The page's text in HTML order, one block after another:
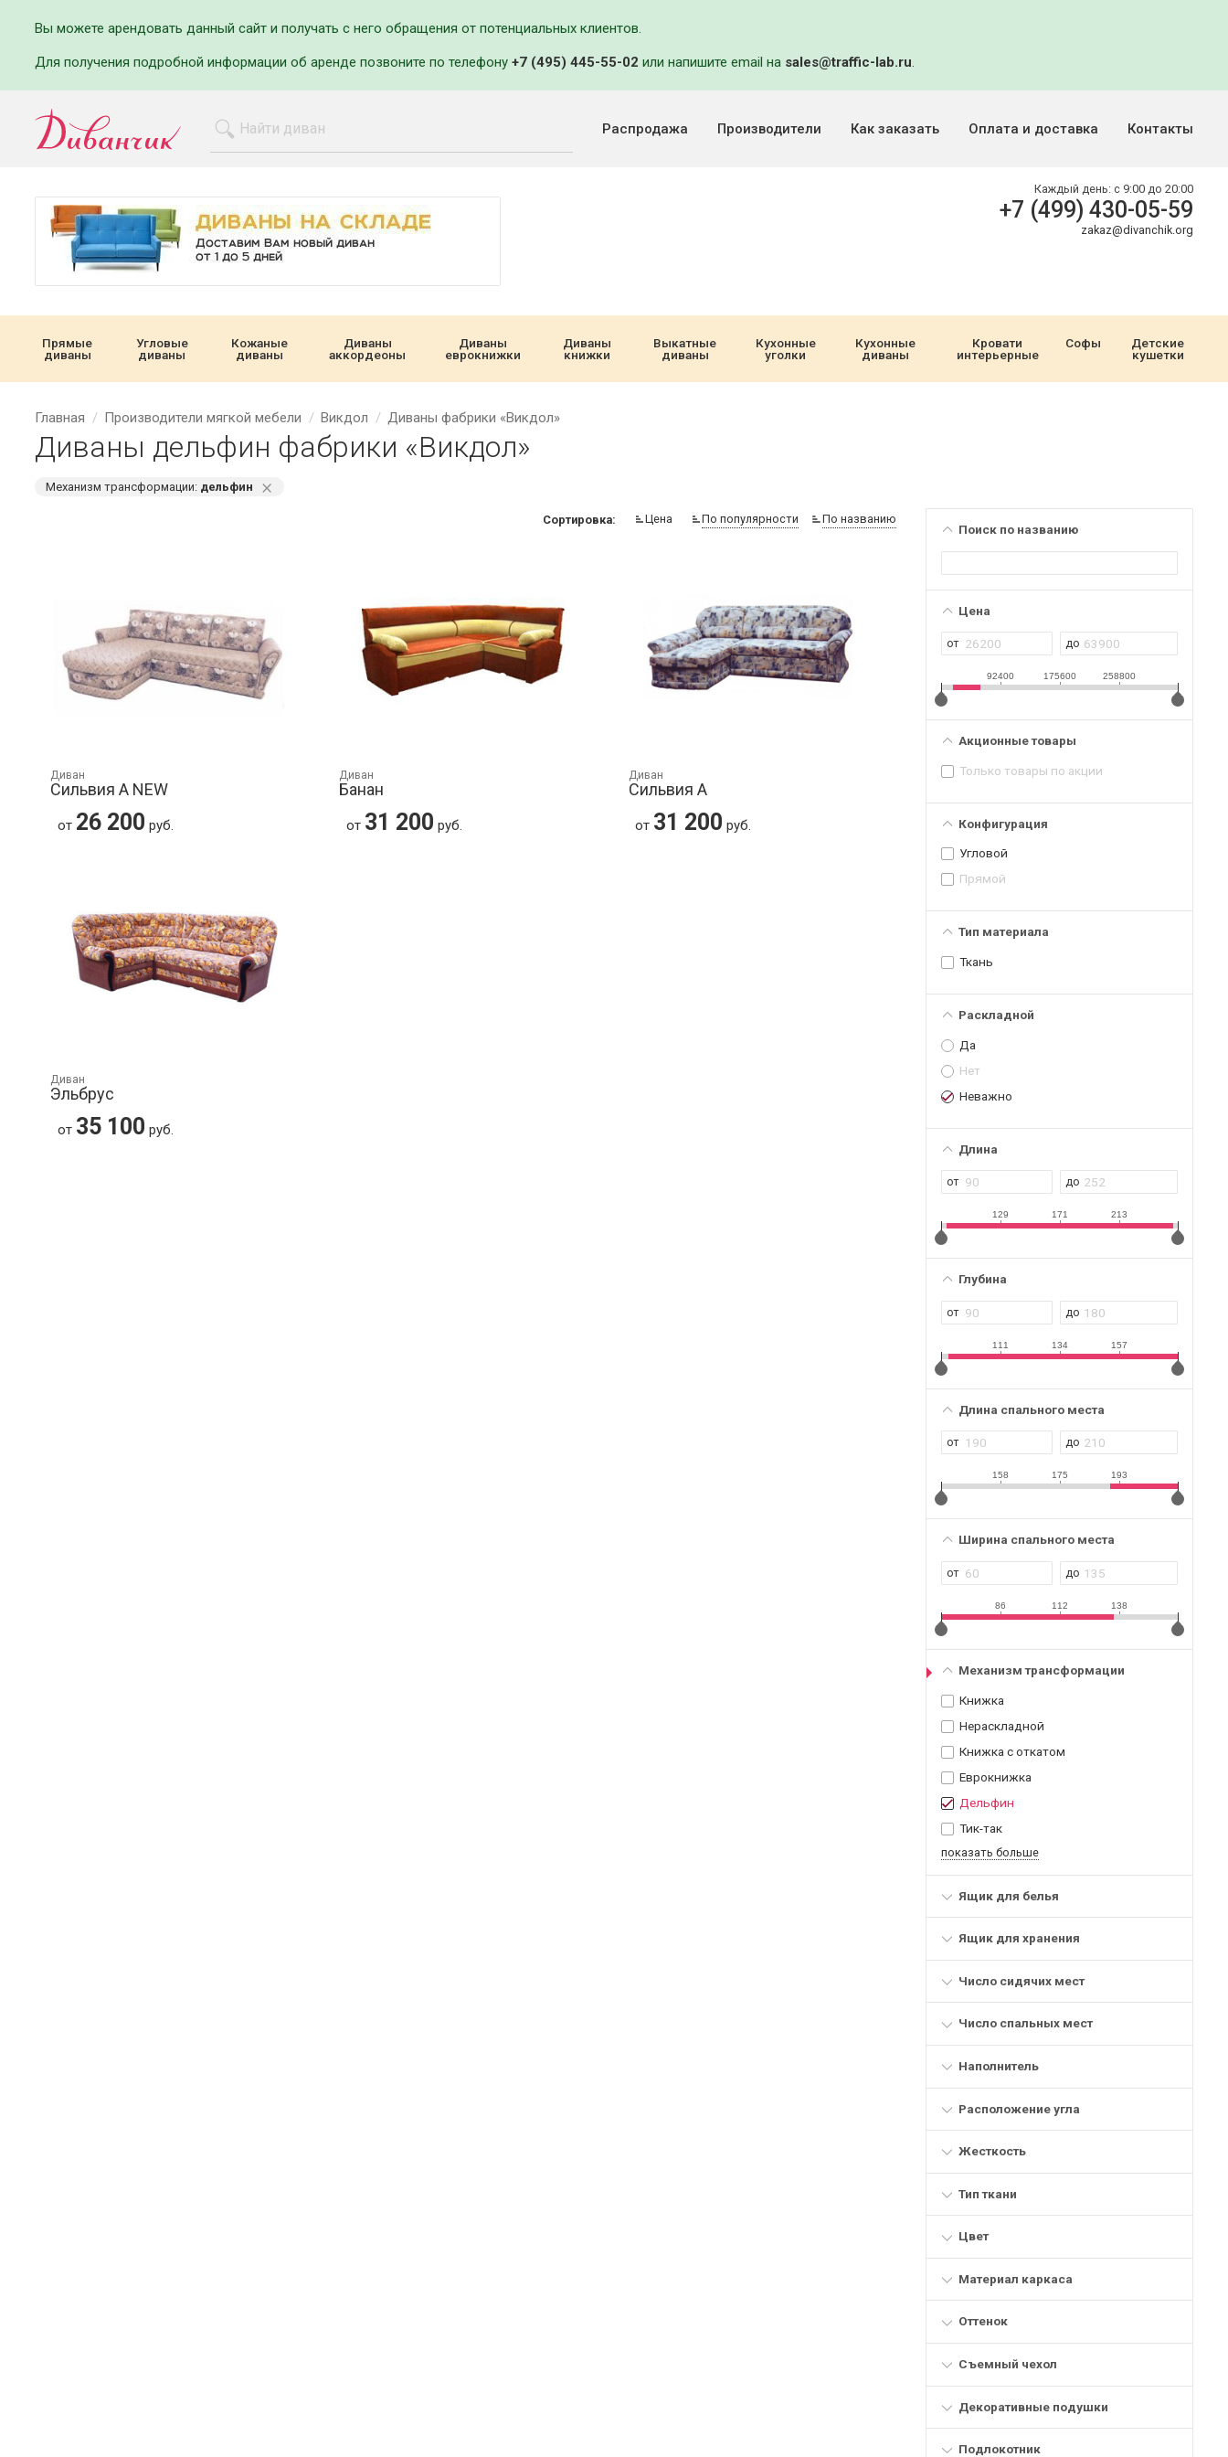
Вы можете арендовать данный сайт и получать с него обращения от потенциальных клиентов.
Для получения подробной информации об аренде позвоните по телефону +7 (495) 445-55-02 или напишите email на sales@traffic-lab.ru.
Распродажа Производители Как заказать Оплата и доставка Контакты
Каждый день: с 9:00 до 20:00
+7 (499) 430-05-59
zakaz@divanchik.org
Прямые
диваны
Угловые
диваны
Кожаные
диваны
Диваны
аккордеоны
Диваны
еврокнижки
Диваны
книжки
Выкатные
диваны
Кухонные
уголки
Кухонные
диваны
Кровати
интерьерные
Софы
Детские
кушетки
Главная Производители мягкой мебели Викдол Диваны фабрики «Викдол»
Диваны дельфин фабрики «Викдол»
Поиск по названию
Цена
92400 175600 258800
Акционные товары
Только товары по акции
Конфигурация
Угловой
Прямой
Тип материала
Ткань
Раскладной
Да
Нет
Неважно
Длина
129 171 213
Глубина
111 134 157
Длина спального места
158 175 193
Ширина спального места
86 112 138
Механизм трансформации
Книжка
Нераскладной
Книжка с откатом
Еврокнижка
Дельфин
Тик-так
показать больше
Ящик для белья
Ящик для хранения
Число сидячих мест
Число спальных мест
Наполнитель
Расположение угла
Жесткость
Тип ткани
Цвет
Материал каркаса
Оттенок
Съемный чехол
Декоративные подушки
Подлокотник
Механизм трансформации: дельфин ⨯
Сортировка: Цена По популярности По названию
Диван
Сильвия А NEW
от 26 200 руб.
Диван
Банан
от 31 200 руб.
Диван
Сильвия А
от 31 200 руб.
Диван
Эльбрус
от 35 100 руб.